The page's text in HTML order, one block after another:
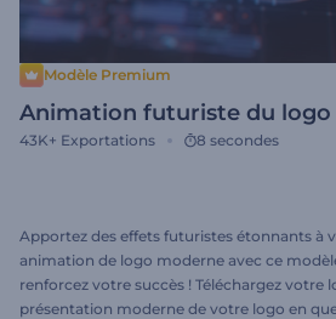
Modèle Premium
Animation futuriste du logo
43K+ Exportations 8 secondes
Apportez des effets futuristes étonnants à
animation de logo moderne avec ce
renforcez votre succès ! Téléchargez votre
présentation moderne de votre logo en